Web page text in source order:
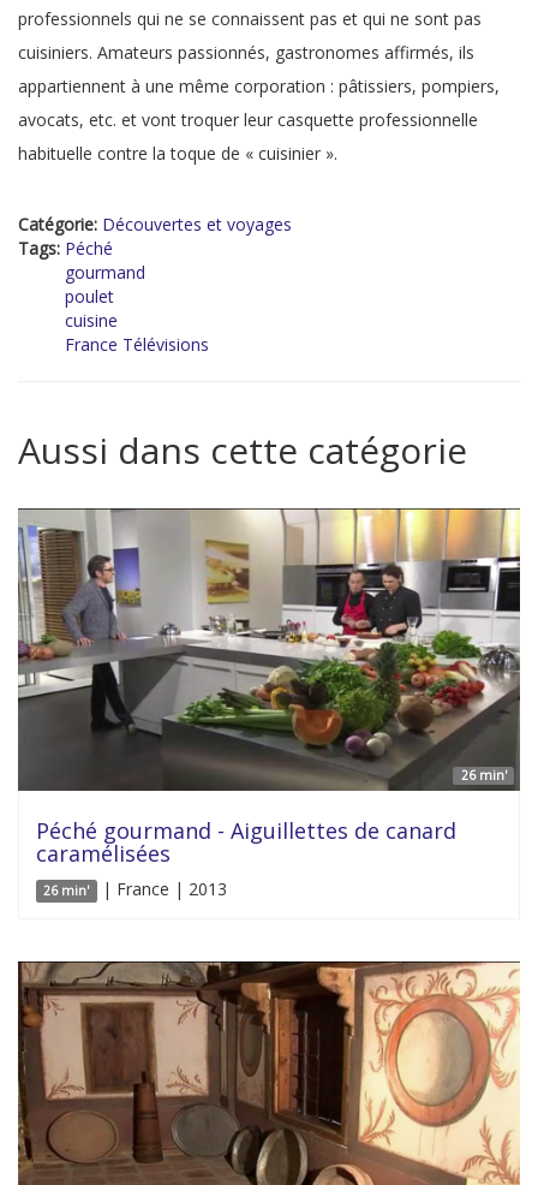
professionnels qui ne se connaissent pas et qui ne sont pas
cuisiniers. Amateurs passionnés, gastronomes affirmés, ils
appartiennent à une même corporation : pâtissiers, pompiers,
avocats, etc. et vont troquer leur casquette professionnelle
habituelle contre la toque de « cuisinier ».
Catégorie: Découvertes et voyages
Tags: Péché
gourmand
poulet
cuisine
France Télévisions
Aussi dans cette catégorie
26 min'
Péché gourmand - Aiguillettes de canard
caramélisées
26 min' | France | 2013